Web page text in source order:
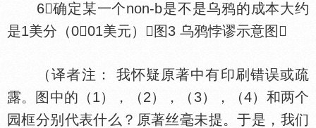
6确定某一个non-b是不是乌鸦的成本大约
是1美分（001美元）图3 乌鸦悖谬示意图
（译者注： 我怀疑原著中有印刷错误或疏
露。图中的（1），（2），（3），（4）和两个
园框分别代表什么？原著丝毫未提。于是，我们